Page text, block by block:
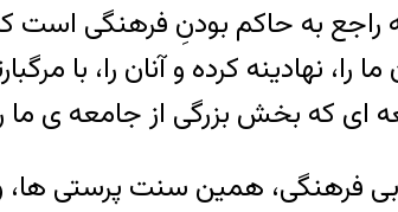
به حاکم بودنِ فرهنگی است
کرده و آنان را، با
بی فرهنگی، همین سنت پرستی